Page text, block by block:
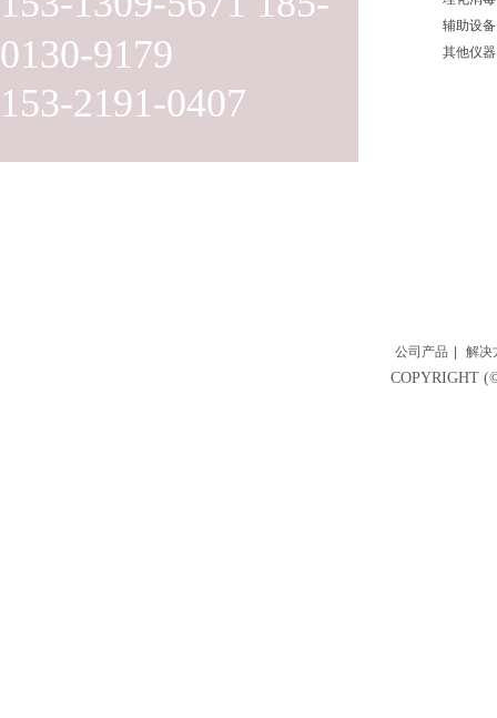
0130-9179
153-2191-0407
辅助设备
其他仪器
公司产品 解决
COPYRIGHT